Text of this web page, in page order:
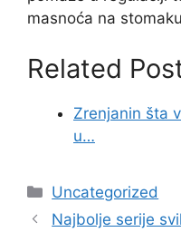
masnoća na
Related
Zrenjanin šta
u…
Categories
Uncategorized
Najbolje serije